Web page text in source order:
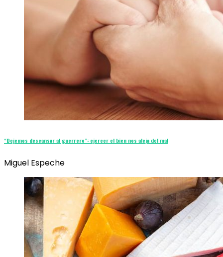
“Dejemos descansar al guerrero”: ejercer el bien nos aleja del mal
Miguel Espeche